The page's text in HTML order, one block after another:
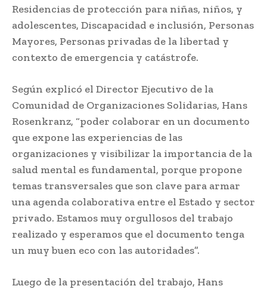
Residencias de protección para niñas, niños, y
adolescentes, Discapacidad e inclusión, Personas
Mayores, Personas privadas de la libertad y
contexto de emergencia y catástrofe.
Según explicó el Director Ejecutivo de la
Comunidad de Organizaciones Solidarias, Hans
Rosenkranz, “poder colaborar en un documento
que expone las experiencias de las
organizaciones y visibilizar la importancia de la
salud mental es fundamental, porque propone
temas transversales que son clave para armar
una agenda colaborativa entre el Estado y sector
privado. Estamos muy orgullosos del trabajo
realizado y esperamos que el documento tenga
un muy buen eco con las autoridades”.
Luego de la presentación del trabajo, Hans